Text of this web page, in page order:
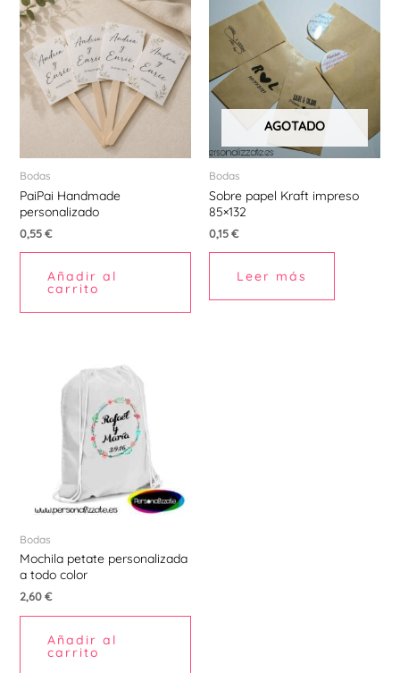
Bodas
PaiPai Handmade
personalizado
0,55€
Añadir al
carrito
AGOTADO
Bodas
Sobre papel Kraft impreso
85×132
0,15€
Leer más
Bodas
Mochila petate personalizada
a todo color
2,60€
Añadir al
carrito